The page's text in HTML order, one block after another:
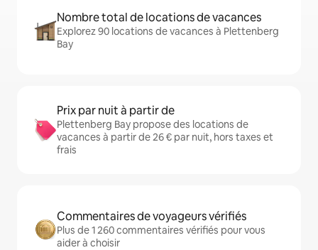
Nombre total de locations de vacances
Explorez 90 locations de vacances à Plettenberg
Bay
Prix par nuit à partir de
Plettenberg Bay propose des locations de
vacances à partir de 26 € par nuit, hors taxes et
frais
Commentaires de voyageurs vérifiés
Plus de 1 260 commentaires vérifiés pour vous
aider à choisir